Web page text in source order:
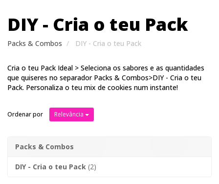
DIY - Cria o teu Pack
Packs & Combos DIY - Cria o teu Pack
Cria o teu Pack Ideal > Seleciona os sabores e as quantidades
que quiseres no separador Packs & Combos>DIY - Cria o teu
Pack. Personaliza o teu mix de cookies num instante!
Ordenar por Relevância
Packs & Combos
DIY - Cria o teu Pack (2)